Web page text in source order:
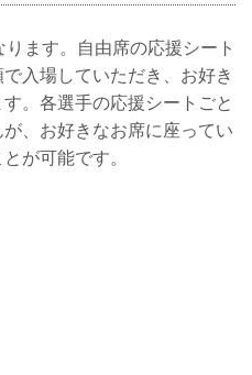
ます。自由席の応援シート
入場していただき、お好き
。各選手の応援シートごと
、お好きなお席に座ってい
が可能です。